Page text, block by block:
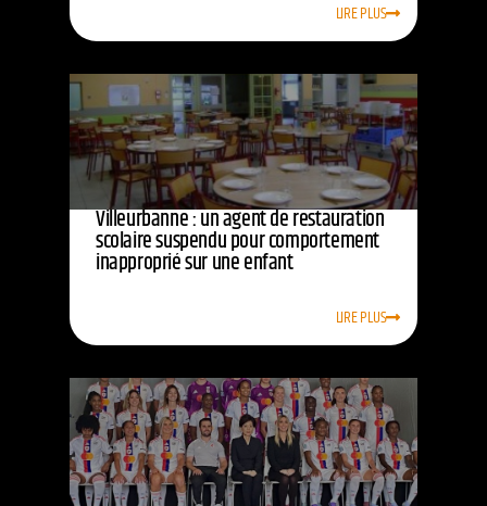
LIRE PLUS
Villeurbanne : un agent de restauration
scolaire suspendu pour comportement
inapproprié sur une enfant
LIRE PLUS